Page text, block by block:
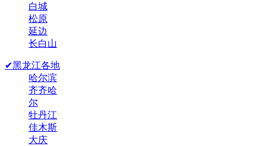
白城
松原
延边
长白山
✔黑龙江各地
哈尔滨
齐齐哈
尔
牡丹江
佳木斯
大庆